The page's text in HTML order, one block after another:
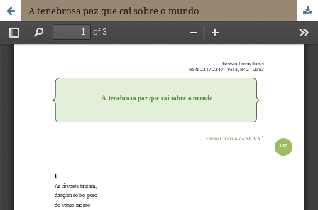
A tenebrosa paz que cai sobre o mundo